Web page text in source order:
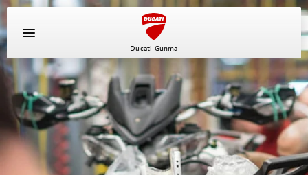
Ducati Gunma
イベント
キャンペーン
新車